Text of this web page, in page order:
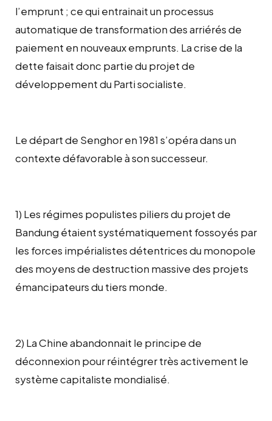
l’emprunt ; ce qui entrainait un processus
automatique de transformation des arriérés de
paiement en nouveaux emprunts. La crise de la
dette faisait donc partie du projet de
développement du Parti socialiste.
Le départ de Senghor en 1981 s’opéra dans un
contexte défavorable à son successeur.
1) Les régimes populistes piliers du projet de
Bandung étaient systématiquement fossoyés par
les forces impérialistes détentrices du monopole
des moyens de destruction massive des projets
émancipateurs du tiers monde.
2) La Chine abandonnait le principe de
déconnexion pour réintégrer très activement le
système capitaliste mondialisé.